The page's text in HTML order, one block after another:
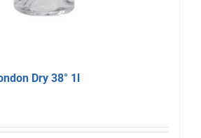
Dry 38° 1l